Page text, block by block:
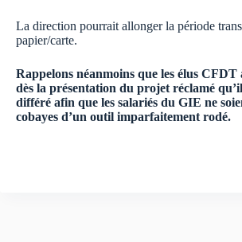
La direction pourrait allonger la période
papier/carte.
Rappelons néanmoins que les élus CFDT
dès la présentation du projet réclamé
différé afin que les salariés du GIE ne
cobayes d’un outil imparfaitement rodé.